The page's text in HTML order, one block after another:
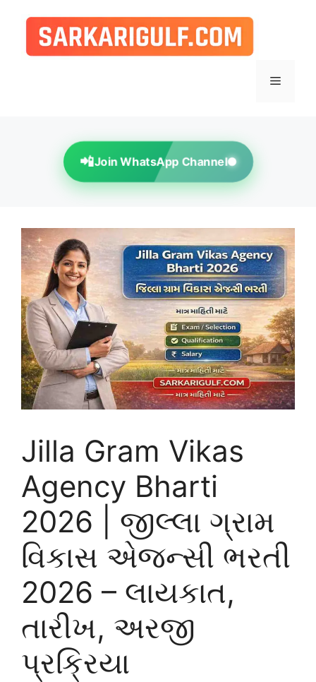
content
Menu
📲Join WhatsApp Channel
Jilla Gram Vikas
Agency Bharti
2026 | જીલ્લા ગ્રામ
વિકાસ એજન્સી ભરતી
2026 – લાયકાત,
તારીખ, અરજી
પ્રક્રિયા